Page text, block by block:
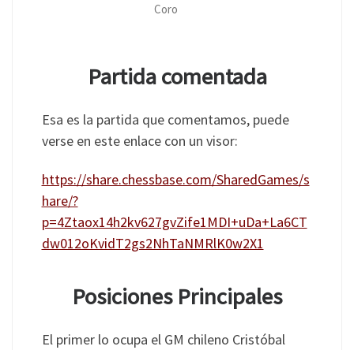
Coro
Partida comentada
Esa es la partida que comentamos, puede
verse en este enlace con un visor:
https://share.chessbase.com/SharedGames/s
hare/?
p=4Ztaox14h2kv627gvZife1MDI+uDa+La6CT
dw012oKvidT2gs2NhTaNMRlK0w2X1
Posiciones Principales
El primer lo ocupa el GM chileno Cristóbal